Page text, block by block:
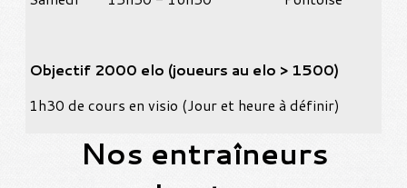
Objectif 2000 elo (joueurs au elo > 1500)
1h30 de cours en visio (Jour et heure à définir)
Nos entraîneurs